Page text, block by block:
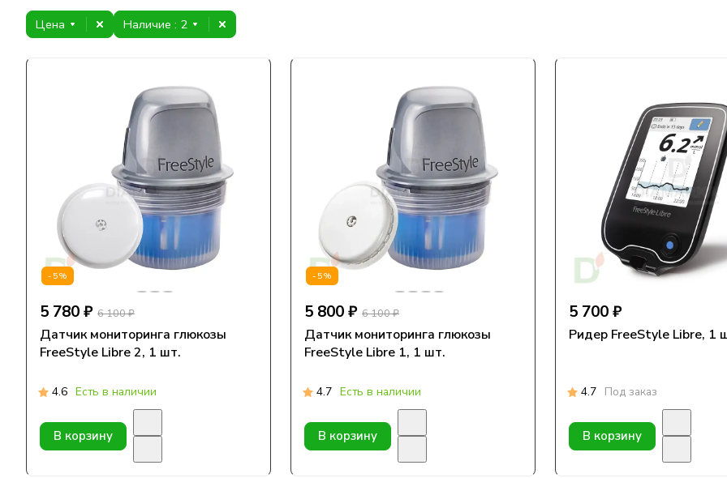
Цена Наличие : 2
-5%
5 780 ₽ 6 100 ₽
Датчик мониторинга глюкозы
FreeStyle Libre 2, 1 шт.
4.6 Есть в наличии
В корзину
-5%
5 800 ₽ 6 100 ₽
Датчик мониторинга глюкозы
FreeStyle Libre 1, 1 шт.
4.7 Есть в наличии
В корзину
5 700 ₽
Ридер FreeStyle Libre, 1
4.7 Под заказ
В корзину